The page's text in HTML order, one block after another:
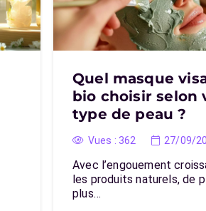
Quel masque
bio choisir selon
type de peau ?
Vues : 362 27/09/
Avec l’engouement
les produits naturels, de
plus…